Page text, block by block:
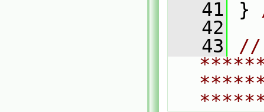
   41
}
   42
   43
//